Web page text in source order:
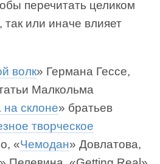
перечитать целиком
так или иначе влияет
волк» Германа Гессе,
Малкольма
на склоне» братьев
творческое
«Чемодан» Довлатова,